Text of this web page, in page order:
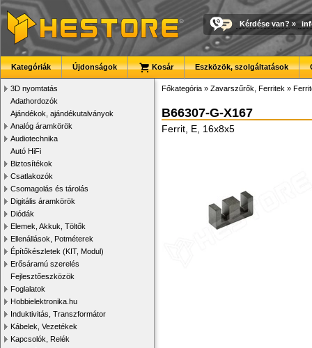
Kérdése van? »
Kategóriák Újdonságok Kosár Eszközök, szolgáltatások
3D nyomtatás
Adathordozók
Ajándékok, ajándékutalványok
Analóg áramkörök
Audiotechnika
Autó HiFi
Biztosítékok
Csatlakozók
Csomagolás és tárolás
Digitális áramkörök
Diódák
Elemek, Akkuk, Töltők
Ellenállások, Potméterek
Építőkészletek (KIT, Modul)
Erősáramú szerelés
Fejlesztőeszközök
Foglalatok
Hobbielektronika.hu
Induktivitás, Transzformátor
Kábelek, Vezetékek
Kapcsolók, Relék
Főkategória » Zavarszűrők, Ferritek »
B66307-G-X167
Ferrit, E, 16x8x5